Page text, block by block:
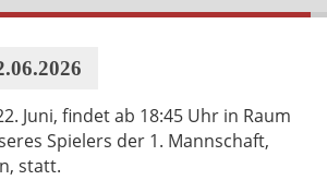
Juni, findet ab 18:45 Uhr in Raum
Spielers der 1. Mannschaft,
statt.